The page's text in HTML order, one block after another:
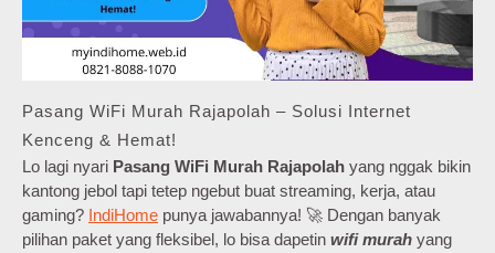
Pasang WiFi Murah Rajapolah – Solusi Internet
Kenceng & Hemat!
Lo lagi nyari Pasang WiFi Murah Rajapolah yang nggak bikin
kantong jebol tapi tetep ngebut buat streaming, kerja, atau
gaming? IndiHome punya jawabannya! 🚀 Dengan banyak
pilihan paket yang fleksibel, lo bisa dapetin wifi murah yang